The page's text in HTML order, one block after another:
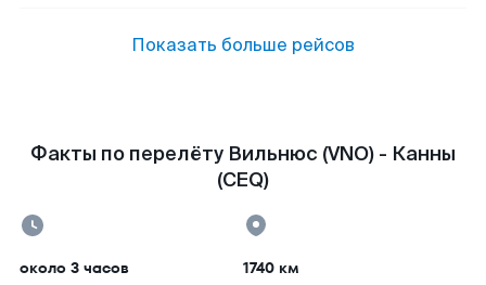
Показать больше рейсов
Факты по перелёту Вильнюс (VNO) - Канны
(CEQ)
около 3 часов 1740 км